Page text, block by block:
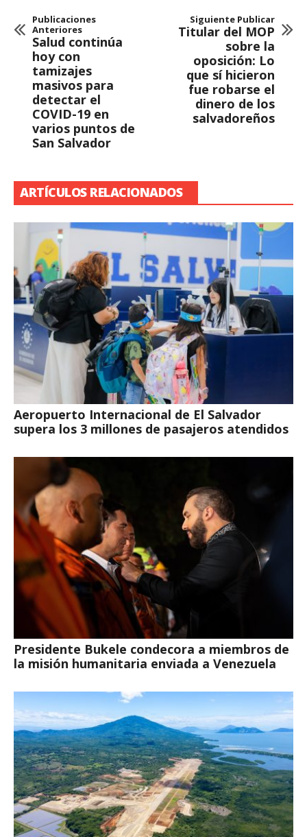
Publicaciones
Anteriores
Salud continúa
hoy con
tamizajes
masivos para
detectar el
COVID-19 en
varios puntos de
San Salvador
Siguiente Publicar
Titular del MOP
sobre la
oposición: Lo
que sí hicieron
fue robarse el
dinero de los
salvadoreños
ARTÍCULOS RELACIONADOS
Aeropuerto Internacional de El Salvador
supera los 3 millones de pasajeros atendidos
Presidente Bukele condecora a miembros de
la misión humanitaria enviada a Venezuela